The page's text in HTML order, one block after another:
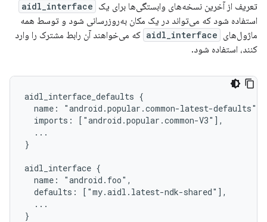
تعریف از آخرین نسخه‌های وابستگی‌ها برای یک aidl_interface
استفاده شود که می‌تواند در یک مکان به‌روزرسانی شود و توسط همه
ماژول‌های aidl_interface که می‌خواهند آن رابط مشترک را وارد
کنند، استفاده شود.
aidl_interface_defaults {
  name: "android.popular.common-latest-defaults",
  imports: ["android.popular.common-V3"],
  ...
}
aidl_interface {
  name: "android.foo",
  defaults: ["my.aidl.latest-ndk-shared"],
  ...
}